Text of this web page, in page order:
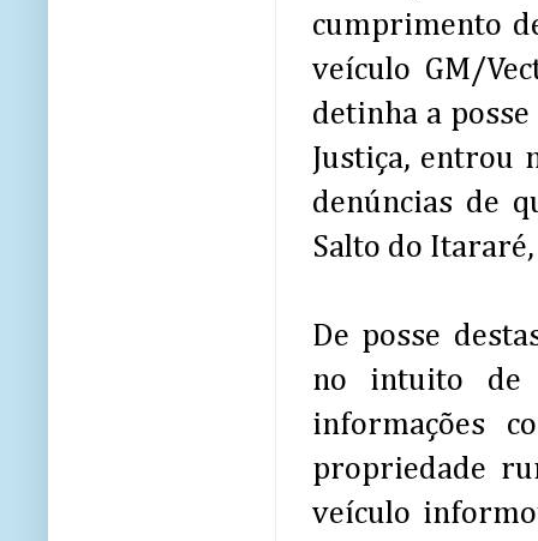
cumprimento
veículo GM/
detinha a
Justiça, entrou
denúncias de
Salto do
De posse
no intuito de
informações
propriedade
veículo